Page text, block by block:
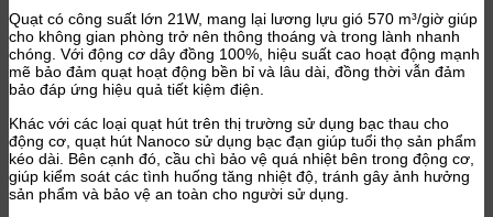
Quạt có công suất lớn 21W, mang lại lương lựu gió 570 m³/giờ giúp
cho không gian phòng trở nên thông thoáng và trong lành nhanh
chóng. Với động cơ dây đồng 100%, hiệu suất cao hoạt động mạnh
mẽ bảo đảm quạt hoạt động bền bỉ và lâu dài, đồng thời vẫn đảm
bảo đáp ứng hiệu quả tiết kiệm điện.
Khác với các loại quạt hút trên thị trường sử dụng bạc thau cho
động cơ, quạt hút Nanoco sử dụng bạc đạn giúp tuổi thọ sản phẩm
kéo dài. Bên cạnh đó, cầu chì bảo vệ quá nhiệt bên trong động cơ,
giúp kiểm soát các tình huống tăng nhiệt độ, tránh gây ảnh hưởng
sản phẩm và bảo vệ an toàn cho người sử dụng.